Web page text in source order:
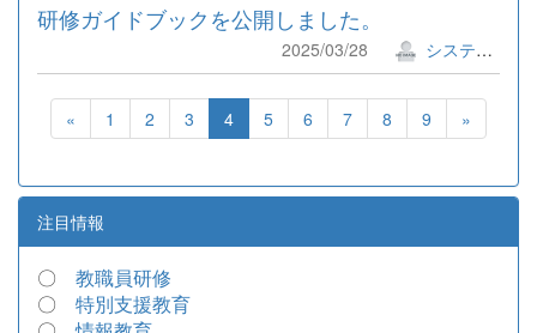
研修ガイドブックを公開しました。
2025/03/28 システム管理者
« 1 2 3 4 5 6 7 8 9 »
注目情報
〇 教職員研修
〇 特別支援教育